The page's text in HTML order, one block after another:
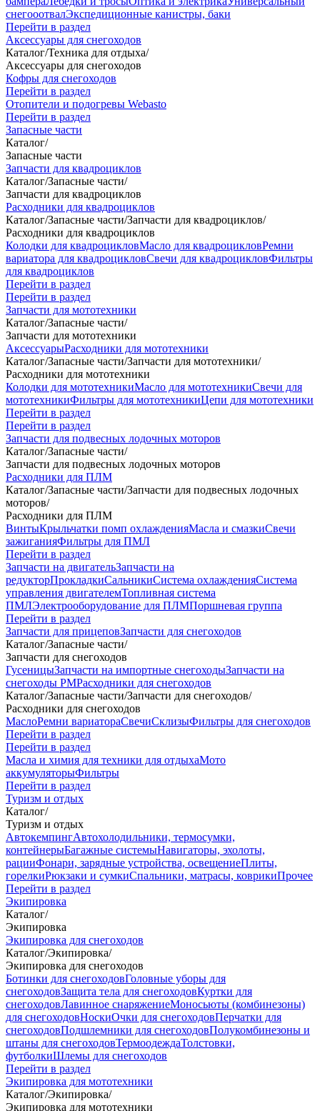
снегооотвалЭкспедиционные канистры, баки
Перейти в раздел
Аксессуары для снегоходов
Каталог/Техника для отдыха/
Аксессуары для снегоходов
Кофры для снегоходов
Перейти в раздел
Отопители и подогревы Webasto
Перейти в раздел
Запасные части
Каталог/
Запасные части
Запчасти для квадроциклов
Каталог/Запасные части/
Запчасти для квадроциклов
Расходники для квадроциклов
Каталог/Запасные части/Запчасти для квадроциклов/
Расходники для квадроциклов
Колодки для квадроцикловМасло для квадроцикловРемни
вариатора для квадроцикловСвечи для квадроцикловФильтры
для квадроциклов
Перейти в раздел
Перейти в раздел
Запчасти для мототехники
Каталог/Запасные части/
Запчасти для мототехники
АксессуарыРасходники для мототехники
Каталог/Запасные части/Запчасти для мототехники/
Расходники для мототехники
Колодки для мототехникиМасло для мототехникиСвечи для
мототехникиФильтры для мототехникиЦепи для мототехники
Перейти в раздел
Перейти в раздел
Запчасти для подвесных лодочных моторов
Каталог/Запасные части/
Запчасти для подвесных лодочных моторов
Расходники для ПЛМ
Каталог/Запасные части/Запчасти для подвесных лодочных
моторов/
Расходники для ПЛМ
ВинтыКрыльчатки помп охлажденияМасла и смазкиСвечи
зажиганияФильтры для ПМЛ
Перейти в раздел
Запчасти на двигательЗапчасти на
редукторПрокладкиСальникиСистема охлажденияСистема
управления двигателемТопливная система
ПМЛЭлектрооборудование для ПЛМПоршневая группа
Перейти в раздел
Запчасти для прицеповЗапчасти для снегоходов
Каталог/Запасные части/
Запчасти для снегоходов
ГусеницыЗапчасти на импортные снегоходыЗапчасти на
снегоходы РМРасходники для снегоходов
Каталог/Запасные части/Запчасти для снегоходов/
Расходники для снегоходов
МаслоРемни вариатораСвечиСклизыФильтры для снегоходов
Перейти в раздел
Перейти в раздел
Масла и химия для техники для отдыхаМото
аккумуляторыФильтры
Перейти в раздел
Туризм и отдых
Каталог/
Туризм и отдых
АвтокемпингАвтохолодильники, термосумки,
контейнерыБагажные системыНавигаторы, эхолоты,
рацииФонари, зарядные устройства, освещениеПлиты,
горелкиРюкзаки и сумкиСпальники, матрасы, коврикиПрочее
Перейти в раздел
Экипировка
Каталог/
Экипировка
Экипировка для снегоходов
Каталог/Экипировка/
Экипировка для снегоходов
Ботинки для снегоходовГоловные уборы для
снегоходовЗащита тела для снегоходовКуртки для
снегоходовЛавинное снаряжениеМоносьюты (комбинезоны)
для снегоходовНоскиОчки для снегоходовПерчатки для
снегоходовПодшлемники для снегоходовПолукомбинезоны и
штаны для снегоходовТермоодеждаТолстовки,
футболкиШлемы для снегоходов
Перейти в раздел
Экипировка для мототехники
Каталог/Экипировка/
Экипировка для мототехники